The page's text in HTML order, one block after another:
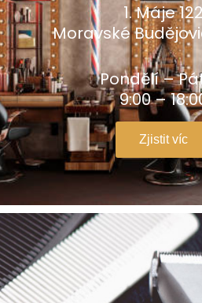
1. Máje 122
Moravské
Pondělí –
9:00 –
Zjistit víc